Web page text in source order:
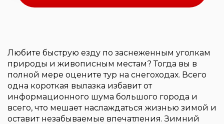
Любите быструю езду по заснеженным уголкам
природы и живописным местам? Тогда вы в
полной мере оцените тур на снегоходах. Всего
одна короткая вылазка избавит от
информационного шума большого города и
всего, что мешает наслаждаться жизнью зимой и
оставит незабываемые впечатления. Зимний